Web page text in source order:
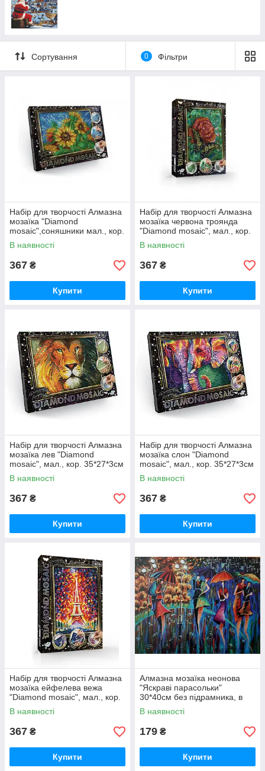
Сортування 0 Фільтри
Набір для творчості Алмазна
мозаїка "Diamond
mosaic",соняшники мал., кор.
35*27*3см
В наявності
367 ₴
Купити
Набір для творчості Алмазна
мозаїка червона троянда
"Diamond mosaic", мал., кор.
35*27*3см (10 шт.)
В наявності
367 ₴
Купити
Набір для творчості Алмазна
мозаїка лев "Diamond
mosaic", мал., кор. 35*27*3см
(10 шт.)
В наявності
367 ₴
Купити
Набір для творчості Алмазна
мозаїка слон "Diamond
mosaic", мал., кор. 35*27*3см
(10 шт.)
В наявності
367 ₴
Купити
Набір для творчості Алмазна
мозаїка ейфелева вежа
"Diamond mosaic", мал., кор.
35*27*3см (10 шт.)
В наявності
367 ₴
Купити
Алмазна мозаїка неонова
"Яскраві парасольки"
30*40см без підрамника, в
кор. 42*6,5*4см, ТМ
Dreamtoys
В наявності
179 ₴
Купити